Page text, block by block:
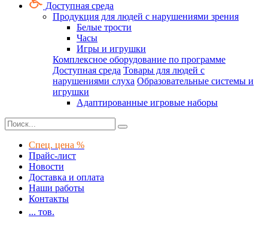
Доступная среда
Продукция для людей с нарушениями зрения
Белые трости
Часы
Игры и игрушки
Комплексное оборудование по программе
Доступная среда Товары для людей с
нарушениями слуха Образовательные системы и
игрушки
Адаптированные игровые наборы
Спец. цена %
Прайс-лист
Новости
Доставка и оплата
Наши работы
Контакты
... тов.